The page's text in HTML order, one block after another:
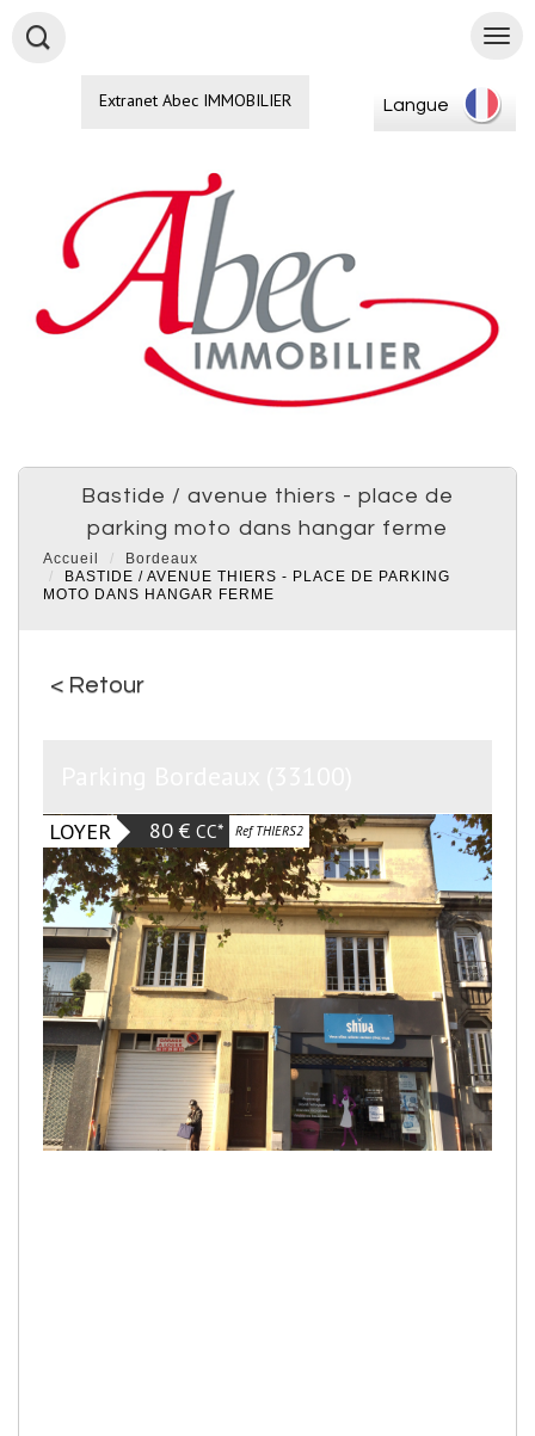
Extranet Abec IMMOBILIER Langue
bastide / avenue thiers - place de
parking moto dans hangar ferme
Accueil
Bordeaux
BASTIDE / AVENUE THIERS - PLACE DE PARKING
MOTO DANS HANGAR FERME
< Retour
LOYER 80 € CC* Ref THIERS2